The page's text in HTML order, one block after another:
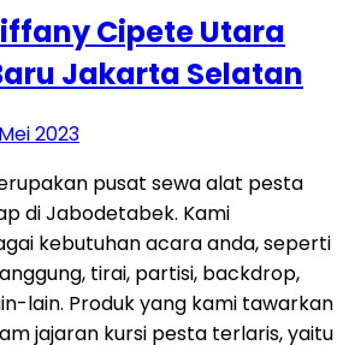
Cipete Utara
Jakarta Selatan
2023
pusat sewa alat pesta
di Jabodetabek. Kami
kebutuhan acara anda, seperti
tirai, partisi, backdrop,
lain. Produk yang kami tawarkan
jajaran kursi pesta terlaris, yaitu